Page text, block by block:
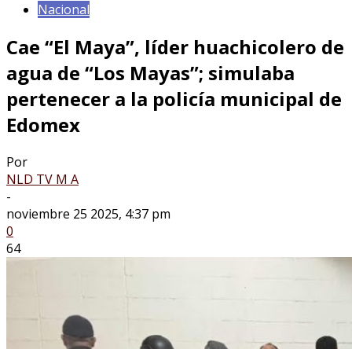
Nacional
Cae “El Maya”, líder huachicolero de
agua de “Los Mayas”; simulaba
pertenecer a la policía municipal de
Edomex
Por
NLD TV M A
-
noviembre 25 2025, 4:37 pm
0
64